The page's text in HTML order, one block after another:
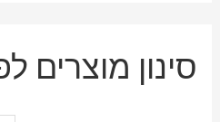
סינון מוצרים